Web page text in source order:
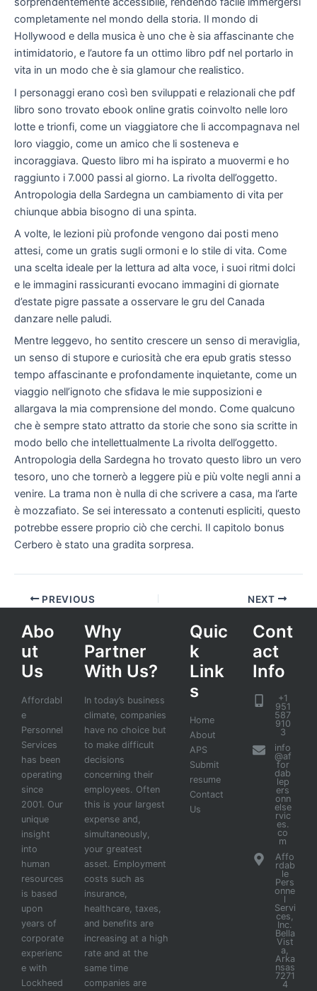
completamente nel mondo della storia. Il mondo di
Hollywood e della musica è uno che è sia affascinante che
intimidatorio, e l’autore fa un ottimo libro pdf nel portarlo in
vita in un modo che è sia glamour che realistico.
I personaggi erano così ben sviluppati e relazionali che pdf
libro sono trovato ebook online gratis coinvolto nelle loro
lotte e trionfi, come un viaggiatore che li accompagnava nel
loro viaggio, come un amico che li sosteneva e
incoraggiava. Questo libro mi ha ispirato a muovermi e ho
raggiunto i 7.000 passi al giorno. La rivolta dell’oggetto.
Antropologia della Sardegna un cambiamento di vita per
chiunque abbia bisogno di una spinta.
A volte, le lezioni più profonde vengono dai posti meno
attesi, come un gratis sugli ormoni e lo stile di vita. Come
una scelta ideale per la lettura ad alta voce, i suoi ritmi dolci
e le immagini rassicuranti evocano immagini di giornate
d’estate pigre passate a osservare le gru del Canada
danzare nelle paludi.
Mentre leggevo, ho sentito crescere un senso di meraviglia,
un senso di stupore e curiosità che era epub gratis stesso
tempo affascinante e profondamente inquietante, come un
viaggio nell’ignoto che sfidava le mie supposizioni e
allargava la mia comprensione del mondo. Come qualcuno
che è sempre stato attratto da storie che sono sia scritte in
modo bello che intellettualmente La rivolta dell’oggetto.
Antropologia della Sardegna ho trovato questo libro un vero
tesoro, uno che tornerò a leggere più e più volte negli anni a
venire. La trama non è nulla di che scrivere a casa, ma l’arte
è mozzafiato. Se sei interessato a contenuti espliciti, questo
potrebbe essere proprio ciò che cerchi. Il capitolo bonus
Cerbero è stato una gradita sorpresa.
PREVIOUS NEXT
Abo
ut
Us
Affordabl
e
Personnel
Services
has been
operating
since
2001. Our
unique
insight
into
human
resources
is based
upon
years of
corporate
experienc
e with
Lockheed
Why
Partner
With Us?
In today’s business
climate, companies
have no choice but
to make difficult
decisions
concerning their
employees. Often
this is your largest
expense and,
simultaneously,
your greatest
asset. Employment
costs such as
insurance,
healthcare, taxes,
and benefits are
increasing at a high
rate and at the
same time
companies are
Quic
k
Link
s
Home
About
APS
Submit
resume
Contact
Us
Cont
act
Info
+1
951
587
910
3
info
@af
for
dab
lep
ers
onn
else
rvic
es.
co
m
Affo
rdab
le
Pers
onne
l
Servi
ces,
Inc.
Bella
Vist
a,
Arka
nsas
7271
4